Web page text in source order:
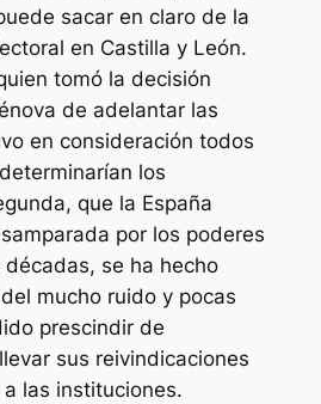
sacar en claro de la
en Castilla y León.
tomó la decisión
de adelantar las
en consideración todos
los
que la España
por los poderes
se ha hecho
mucho ruido y pocas
prescindir de
sus reivindicaciones
las instituciones.